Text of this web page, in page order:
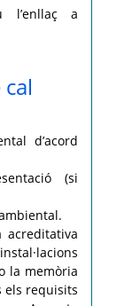
l’enllaç a
d’acord
(si
acreditativa
la memòria
els requisits